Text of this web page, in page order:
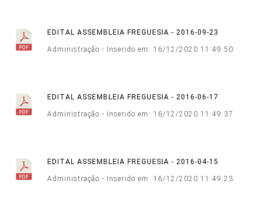
EDITAL ASSEMBLEIA FREGUESIA - 2016-09-23
Administração - Inserido em: 16/12/2020 11:49:50
EDITAL ASSEMBLEIA FREGUESIA - 2016-06-17
Administração - Inserido em: 16/12/2020 11:49:37
EDITAL ASSEMBLEIA FREGUESIA - 2016-04-15
Administração - Inserido em: 16/12/2020 11:49:23